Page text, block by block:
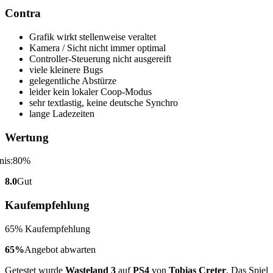
Contra
Grafik wirkt stellenweise veraltet
Kamera / Sicht nicht immer optimal
Controller-Steuerung nicht ausgereift
viele kleinere Bugs
gelegentliche Abstürze
leider kein lokaler Coop-Modus
sehr textlastig, keine deutsche Synchro
lange Ladezeiten
Wertung
8.0Gut
Kaufempfehlung
65% Kaufempfehlung
65%Angebot abwarten
Getestet wurde Wasteland 3 aufPS4 von Tobias Creter. Das Spiel